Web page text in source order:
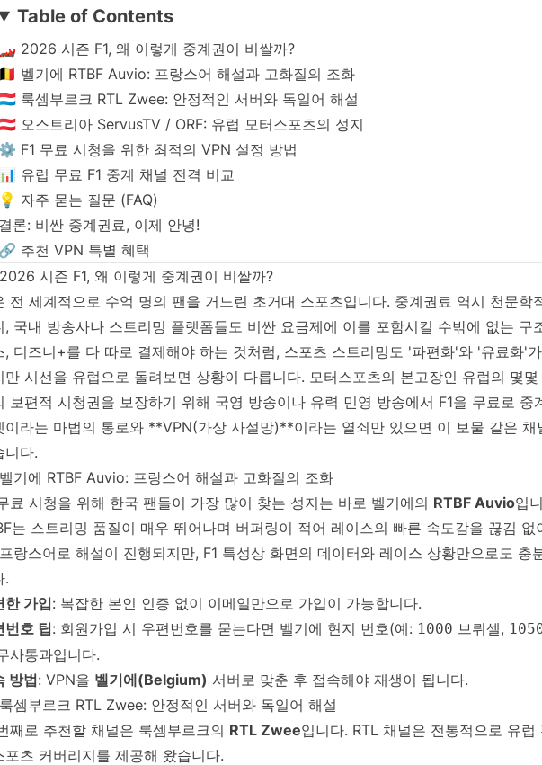
Table of Contents
🏎️ 2026 시즌 F1, 왜 이렇게 중계권이 비쌀까?
🇧🇪 벨기에 RTBF Auvio: 프랑스어 해설과 고화질의 조화
룩셈부르크 RTL Zwee: 안정적인 서버와 독일어 해설
오스트리아 ServusTV / ORF: 유럽 모터스포츠의 성지
⚙️ F1 무료 시청을 위한 최적의 VPN 설정 방법
📊 유럽 무료 F1 중계 채널 전격 비교
💡 자주 묻는 질문 (FAQ)
결론: 비싼 중계권료, 이제 안녕!
🔗 추천 VPN 특별 혜택
시즌 F1, 왜 이렇게 중계권이 비쌀까?
전 세계적으로 수억 명의 팬을 거느린 초거대 스포츠입니다. 중계권료 역시 천문학
, 국내 방송사나 스트리밍 플랫폼들도 비싼 요금제에 이를 포함시킬 수밖에 없는 구
, 디즈니+를 다 따로 결제해야 하는 것처럼, 스포츠 스트리밍도 '파편화'와 '유료화'
만 시선을 유럽으로 돌려보면 상황이 다릅니다. 모터스포츠의 본고장인 유럽의 몇
보편적 시청권을 보장하기 위해 국영 방송이나 유력 민영 방송에서 F1을 무료로 중
이라는 마법의 통로와 **VPN(가상 사설망)**이라는 열쇠만 있으면 이 보물 같은 채
니다.
기에 RTBF Auvio: 프랑스어 해설과 고화질의 조화
료 시청을 위해 한국 팬들이 가장 많이 찾는 성지는 바로 벨기에의 RTBF Auvio입
는 스트리밍 품질이 매우 뛰어나며 버퍼링이 적어 레이스의 빠른 속도감을 끊김 없
랑스어로 해설이 진행되지만, F1 특성상 화면의 데이터와 레이스 상황만으로도 충
.
한 가입: 복잡한 본인 인증 없이 이메일만으로 가입이 가능합니다.
번호 팁: 회원가입 시 우편번호를 묻는다면 벨기에 현지 번호(예: 1000 브뤼셀,
사통과입니다.
방법: VPN을 벨기에(Belgium) 서버로 맞춘 후 접속해야 재생이 됩니다.
셈부르크 RTL Zwee: 안정적인 서버와 독일어 해설
째로 추천할 채널은 룩셈부르크의 RTL Zwee입니다. RTL 채널은 전통적으로 유럽
포츠 커버리지를 제공해 왔습니다.